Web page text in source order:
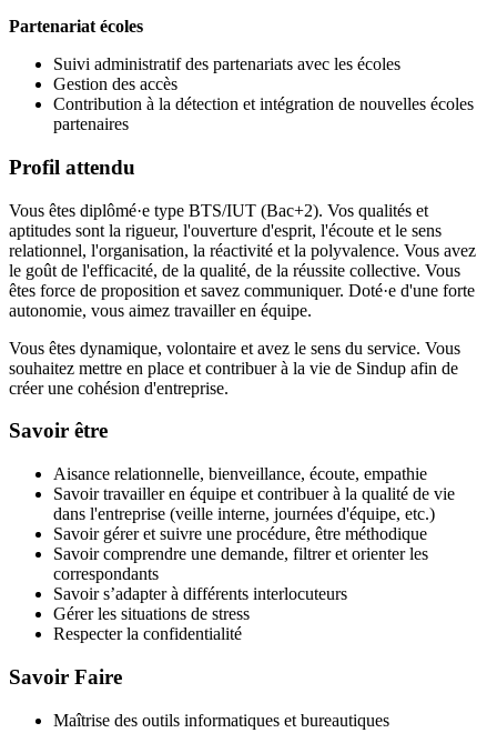
Partenariat écoles
Suivi administratif des partenariats avec les écoles
Gestion des accès
Contribution à la détection et intégration de nouvelles écoles
partenaires
Profil attendu
Vous êtes diplômé·e type BTS/IUT (Bac+2). Vos qualités et
aptitudes sont la rigueur, l'ouverture d'esprit, l'écoute et le sens
relationnel, l'organisation, la réactivité et la polyvalence. Vous avez
le goût de l'efficacité, de la qualité, de la réussite collective. Vous
êtes force de proposition et savez communiquer. Doté·e d'une forte
autonomie, vous aimez travailler en équipe.
Vous êtes dynamique, volontaire et avez le sens du service. Vous
souhaitez mettre en place et contribuer à la vie de Sindup afin de
créer une cohésion d'entreprise.
Savoir être
Aisance relationnelle, bienveillance, écoute, empathie
Savoir travailler en équipe et contribuer à la qualité de vie
dans l'entreprise (veille interne, journées d'équipe, etc.)
Savoir gérer et suivre une procédure, être méthodique
Savoir comprendre une demande, filtrer et orienter les
correspondants
Savoir s’adapter à différents interlocuteurs
Gérer les situations de stress
Respecter la confidentialité
Savoir Faire
Maîtrise des outils informatiques et bureautiques